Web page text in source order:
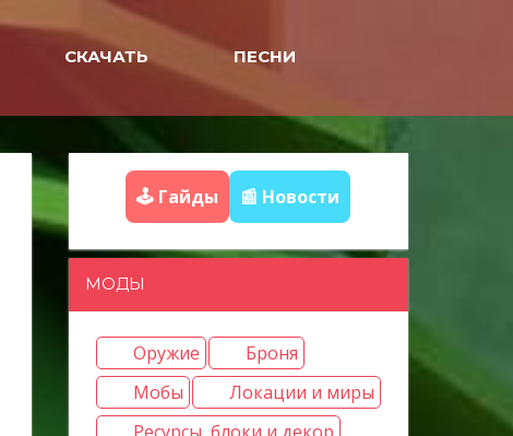
СКАЧАТЬ ПЕСНИ
🕹️ Гайды 📰 Новости
МОДЫ
Оружие
Броня
Мобы
Локации и миры
Ресурсы, блоки и декор